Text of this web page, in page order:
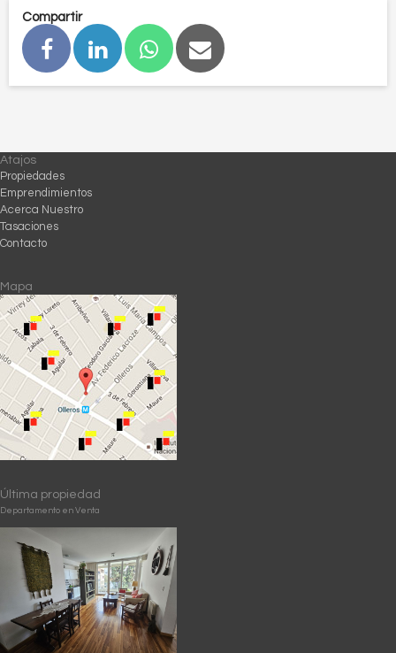
Compartir
Atajos
Propiedades
Emprendimientos
Acerca Nuestro
Tasaciones
Contacto
Mapa
Última propiedad
Departamento en Venta